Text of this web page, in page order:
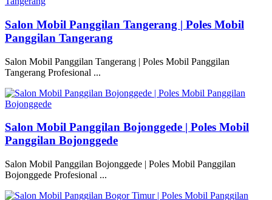
Salon Mobil Panggilan Tangerang | Poles Mobil
Panggilan Tangerang
Salon Mobil Panggilan Tangerang | Poles Mobil Panggilan
Tangerang Profesional ...
Salon Mobil Panggilan Bojonggede | Poles Mobil
Panggilan Bojonggede
Salon Mobil Panggilan Bojonggede | Poles Mobil Panggilan
Bojonggede Profesional ...